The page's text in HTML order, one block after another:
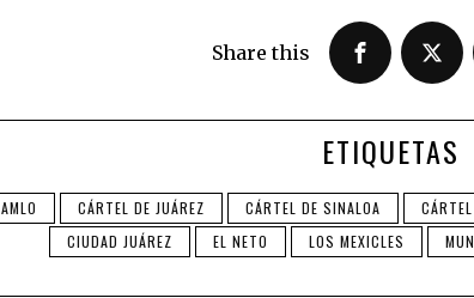
Share this
ETIQUETAS
AMLO CÁRTEL DE JUÁREZ CÁRTEL DE SINALOA
CIUDAD JUÁREZ
EL NETO LOS MEXICLES